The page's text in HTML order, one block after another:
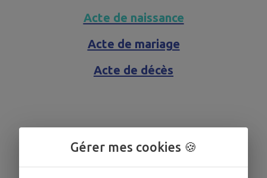
Acte de naissance
Acte de mariage
Acte de décès
Gérer mes cookies 🍪